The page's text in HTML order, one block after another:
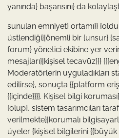
yanında} başarısını} da
sunulan emniyet} ortamı}}
üstlendiği}|önemli bir {unsur}
forum} yönetici ekibine yer
mesajları}|kişisel tecavüz}}}
Moderatörlerin uyguladıkları
edilirse}, sonuçta {{platform
{{içinde}}}}. Kişisel bilgi
{olup}, sistem tasarımcıları
verilmekte}|korumalı
üyeler {kişisel bilgilerini